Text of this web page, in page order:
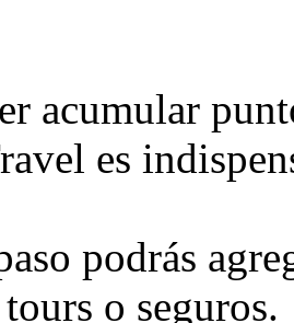
acumular
es
podrás
o seguros.